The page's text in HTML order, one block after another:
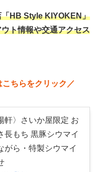
HB Style KIYOKEN」
ト情報や交通アクセス
ちらをクリック／
軒〉さいか屋限定 お
長もち 黒豚シウマイ
がら・特製シウマイ